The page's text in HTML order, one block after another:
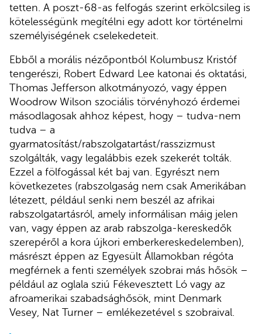
tetten. A poszt-68-as felfogás szerint erkölcsileg is
kötelességünk megítélni egy adott kor történelmi
személyiségének cselekedeteit.
Ebből a morális nézőpontból Kolumbusz Kristóf
tengerészi, Robert Edward Lee katonai és oktatási,
Thomas Jefferson alkotmányozó, vagy éppen
Woodrow Wilson szociális törvényhozó érdemei
másodlagosak ahhoz képest, hogy – tudva-nem
tudva – a
gyarmatosítást/rabszolgatartást/rasszizmust
szolgálták, vagy legalábbis ezek szekerét tolták.
Ezzel a fölfogással két baj van. Egyrészt nem
következetes (rabszolgaság nem csak Amerikában
létezett, például senki nem beszél az afrikai
rabszolgatartásról, amely informálisan máig jelen
van, vagy éppen az arab rabszolga-kereskedők
szerepéről a kora újkori emberkereskedelemben),
másrészt éppen az Egyesült Államokban régóta
megférnek a fenti személyek szobrai más hősök –
például az oglala sziú Fékevesztett Ló vagy az
afroamerikai szabadsághősök, mint Denmark
Vesey, Nat Turner – emlékezetével s szobraival.